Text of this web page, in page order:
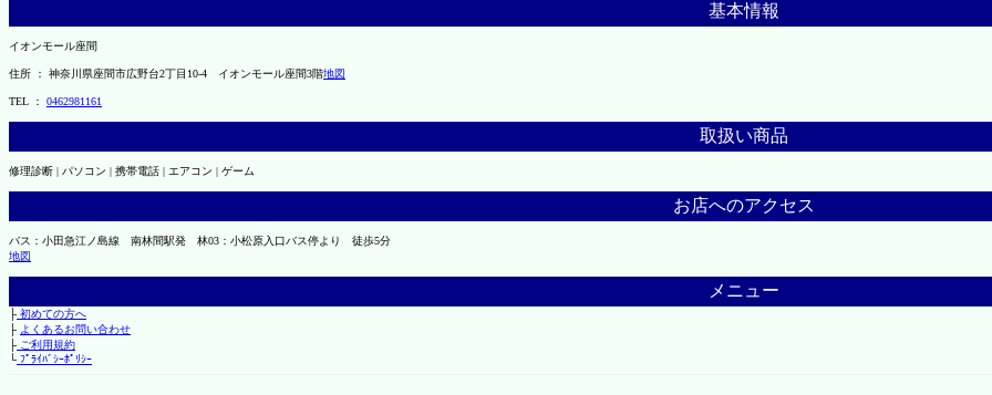
基本情報
イオンモール座間
住所 ： 神奈川県座間市広野台2丁目10-4 イオンモール座間3階地図
TEL ： 0462981161
取扱い商品
修理診断 | パソコン | 携帯電話 | エアコン | ゲーム
お店へのアクセス
バス：小田急江ノ島線 南林間駅発 林03：小松原入口バス停より 徒歩5分
地図
メニュー
├初めての方へ
├ よくあるお問い合わせ
├ご利用規約
└ﾌﾟﾗｲﾊﾞｼｰﾎﾟﾘｼｰ